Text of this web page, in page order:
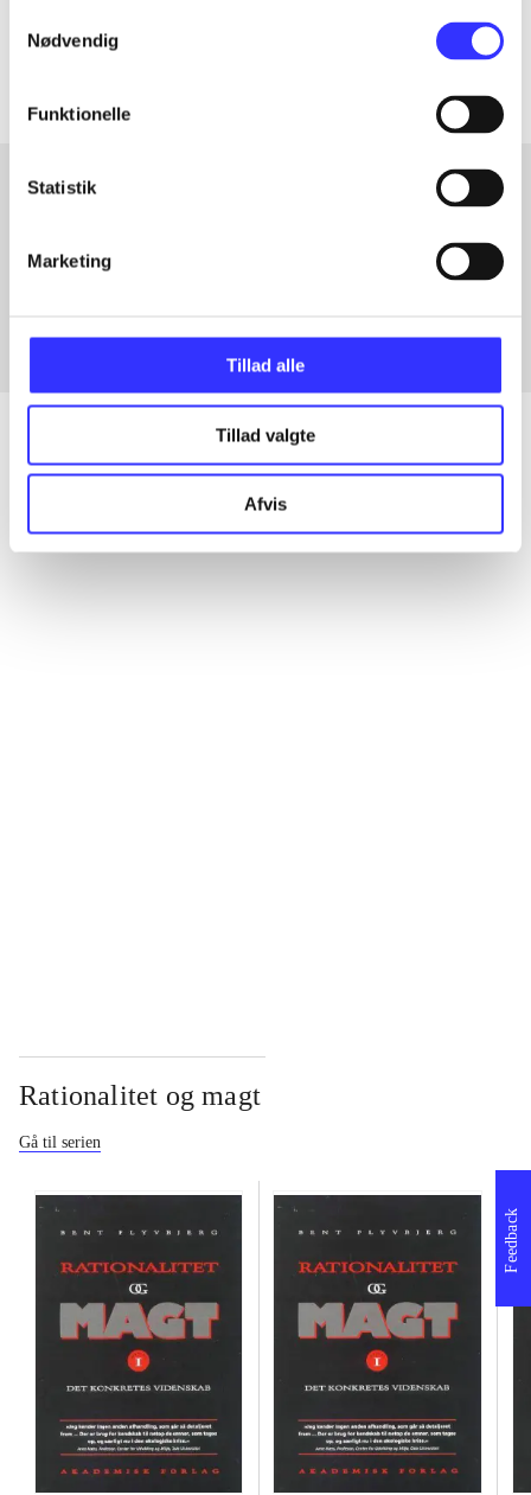
Nødvendig
Funktionelle
Statistik
Marketing
Tillad alle
Tillad valgte
Afvis
Artiklerne i
Fra
Alle registrerede artikler fordelt på udgivelser
Rationalitet og magt
Gå til serien
Feedback